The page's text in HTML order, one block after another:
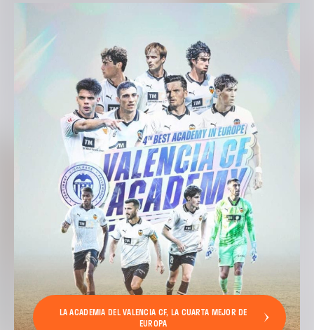
LA ACADEMIA DEL VALENCIA CF, LA CUARTA MEJOR DE
EUROPA